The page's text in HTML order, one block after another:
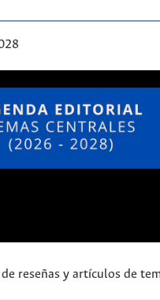
reseñas y artículos de